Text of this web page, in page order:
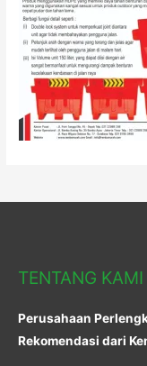
TENTANG KAMI
Perusahaan
Rekomendasi dari